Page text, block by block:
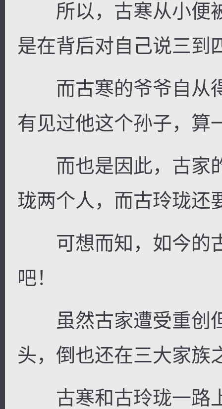
所以，古寒从小便
是在背后对自己说三到
而古寒的爷爷自从
有见过他这个孙子，算
而也是因此，古家
珑两个人，而古玲珑还
可想而知，如今的
吧！
虽然古家遭受重创
头，倒也还在三大家族
古寒和古玲珑一路